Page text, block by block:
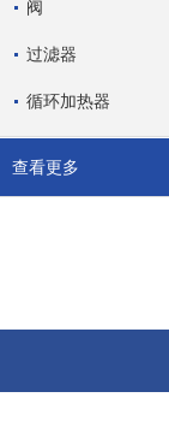
阀
过滤器
循环加热器
查看更多